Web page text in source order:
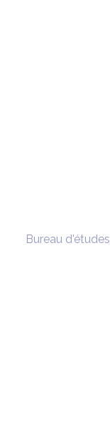
Bureau d'études